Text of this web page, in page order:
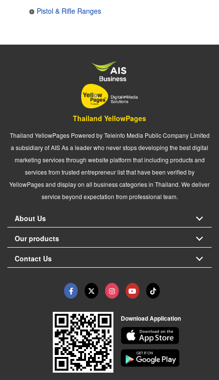
Pistol & Rifle Ranges
Thailand YellowPages
Thailand YellowPages Powered by Teleinfo Media Public Company Limited
a subsidiary of AIS As a leader who never stops developing the best digital
marketing services through website platform that including products and
services from trusted entrepreneur list that have been verified by
YellowPages and display on all business categories in Thailand. We deliver
service beyond expectation from professional team.
About Us
Our products
Contact Us
Download Application